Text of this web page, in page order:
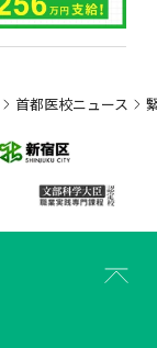
首都医校ニュース